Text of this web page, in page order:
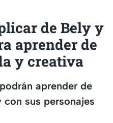
de Bely y
aprender de
y creativa
aprender de
sus personajes